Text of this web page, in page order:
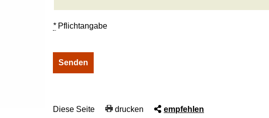
*Pflichtangabe
Diese Seite drucken empfehlen